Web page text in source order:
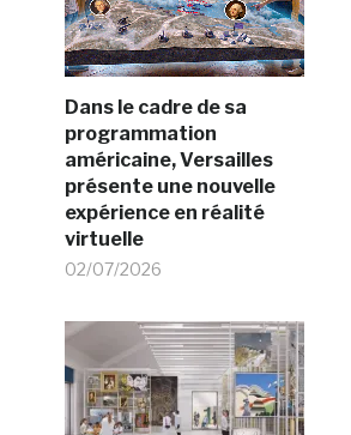
Dans le cadre de sa
programmation
américaine, Versailles
présente une nouvelle
expérience en réalité
virtuelle
02/07/2026